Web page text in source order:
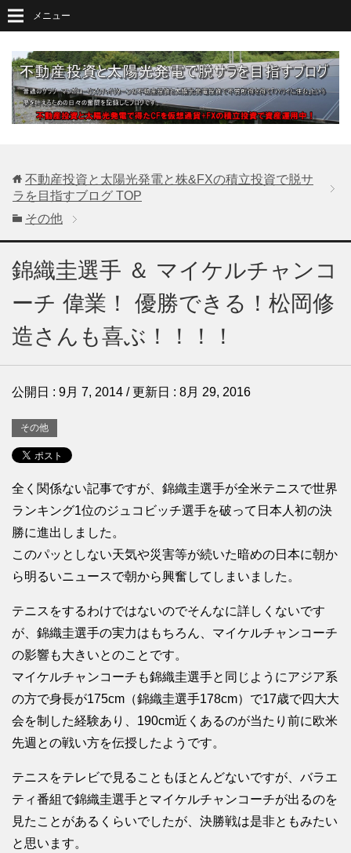
メニュー
不動産投資と太陽光発電と株&FXの積立投資で脱サ
ラを目指すブログ TOP
その他
錦織圭選手 ＆ マイケルチャンコ
ーチ 偉業！ 優勝できる！松岡修
造さんも喜ぶ！！！！
公開日 : 9月 7, 2014 / 更新日 : 8月 29, 2016
その他
全く関係ない記事ですが、錦織圭選手が全米テニスで世界
ランキング1位のジュコビッチ選手を破って日本人初の決
勝に進出しました。
このパッとしない天気や災害等が続いた暗めの日本に朝か
ら明るいニュースで朝から興奮してしまいました。
テニスをするわけではないのでそんなに詳しくないです
が、錦織圭選手の実力はもちろん、マイケルチャンコーチ
の影響も大きいとのことです。
マイケルチャンコーチも錦織圭選手と同じようにアジア系
の方で身長が175cm（錦織圭選手178cm）で17歳で四大大
会を制した経験あり、190cm近くあるのが当たり前に欧米
先週との戦い方を伝授したようです。
テニスをテレビで見ることもほとんどないですが、バラエ
ティ番組で錦織圭選手とマイケルチャンコーチが出るのを
見たことがあるくらいでしたが、決勝戦は是非ともみたい
と思います。